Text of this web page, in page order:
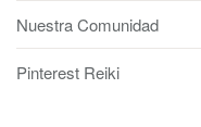
Nuestra Comunidad
Pinterest Reiki